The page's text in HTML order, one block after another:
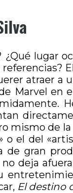
lugar
atraer a
Marvel en
mismo de
el del
gran
deja
El destino